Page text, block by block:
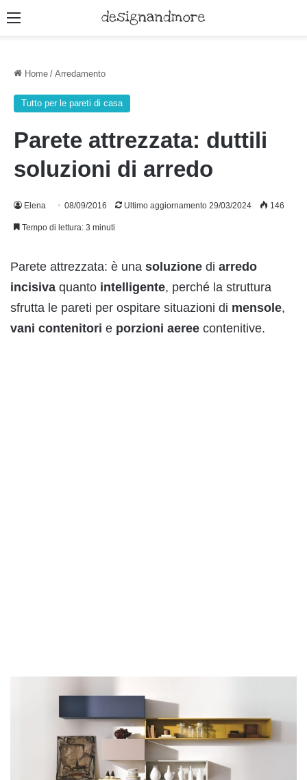
Menu
Home / Arredamento
Tutto per le pareti di casa
Parete attrezzata: duttili
soluzioni di arredo
Elena 08/09/2016 Ultimo aggiornamento 29/03/2024 146
Tempo di lettura: 3 minuti
Parete attrezzata: è una soluzione di arredo
incisiva quanto intelligente, perché la struttura
sfrutta le pareti per ospitare situazioni di mensole,
vani contenitori e porzioni aeree contenitive.